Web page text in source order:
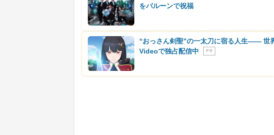
をバルーンで祝福
“おっさん剣聖”の一太刀に宿る人生―― 世
Videoで独占配信中
P R